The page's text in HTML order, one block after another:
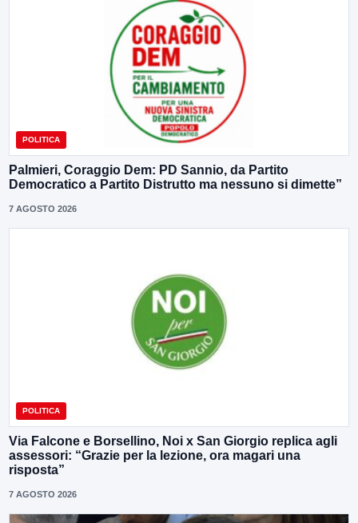
POLITICA
Palmieri, Coraggio Dem: PD Sannio, da Partito
Democratico a Partito Distrutto ma nessuno si dimette”
7 AGOSTO 2026
POLITICA
Via Falcone e Borsellino, Noi x San Giorgio replica agli
assessori: “Grazie per la lezione, ora magari una
risposta”
7 AGOSTO 2026